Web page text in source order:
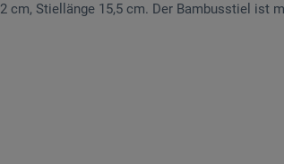
cm, Stiellänge 15,5 cm. Der Bambusstiel ist